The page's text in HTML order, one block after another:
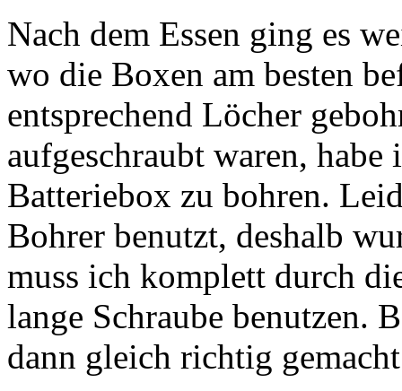
Nach dem Essen ging es
wo die Boxen am besten
entsprechend Löcher
aufgeschraubt waren,
Batteriebox zu bohren.
Bohrer benutzt, deshalb
muss ich komplett durch
lange Schraube benutzen.
dann gleich richtig